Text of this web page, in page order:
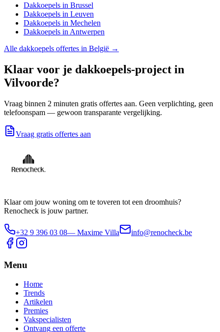
Dakkoepels in Brussel
Dakkoepels in Leuven
Dakkoepels in Mechelen
Dakkoepels in Antwerpen
Alle dakkoepels offertes in België →
Klaar voor je dakkoepels-project in
Vilvoorde?
Vraag binnen 2 minuten gratis offertes aan. Geen verplichting, geen
telefoonspam — gewoon transparante vergelijking.
Vraag gratis offertes aan
Klaar om jouw woning om te toveren tot een droomhuis?
Renocheck is jouw partner.
+32 9 396 03 08— Maxime Villa info@renocheck.be
Menu
Home
Trends
Artikelen
Premies
Vakspecialisten
Ontvang een offerte